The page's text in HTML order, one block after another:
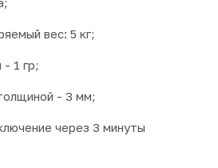
вес: 5 кг;
1 гр;
- 3 мм;
через 3 минуты